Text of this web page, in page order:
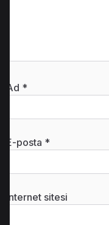
Ad *
E-posta *
İnternet sitesi